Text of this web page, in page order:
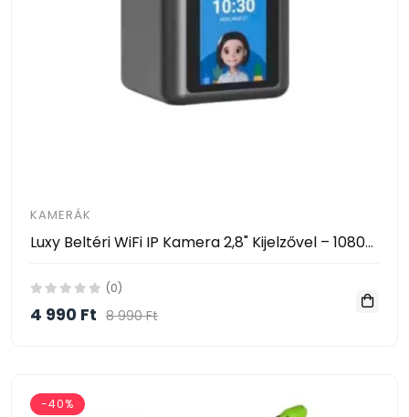
KAMERÁK
Luxy Beltéri WiFi IP Kamera 2,8" Kijelzővel – 1080P, AI Mozgásérzékelés, 360° Forgatható- Video Calling Smart Camera
(0)
4 990 Ft 8 990 Ft
-40%